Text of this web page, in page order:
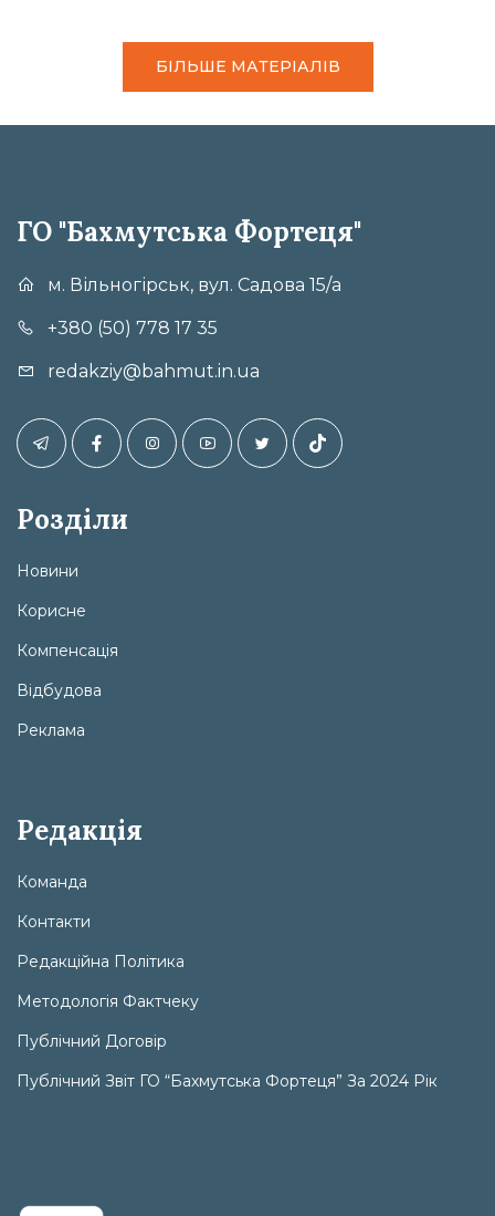
БІЛЬШЕ МАТЕРІАЛІВ
ГО "Бахмутська Фортеця"
м. Вільногірськ, вул. Садова 15/а
+380 (50) 778 17 35
redakziy@bahmut.in.ua
Розділи
Новини
Корисне
Компенсація
Відбудова
Реклама
Редакція
Команда
Контакти
Редакційна Політика
Методологія Фактчеку
Публічний Договір
Публічний Звіт ГО “Бахмутська Фортеця” За 2024 Рік